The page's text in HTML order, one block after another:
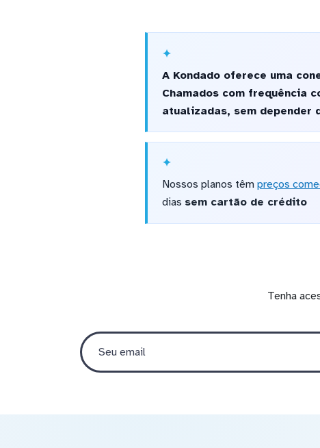
A Kondado oferece uma
Chamados com frequência
atualizadas, sem depender
Nossos planos têm preços
dias sem cartão de crédito
Tenha